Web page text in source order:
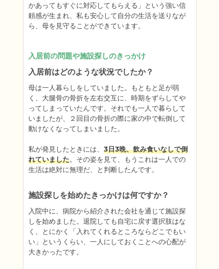
かあってもすぐに対応してもらえる」という強い信
頼感が生まれ、私も安心して自分の生活を送りなが
ら、母を見守ることができています。
入居前の問題や施設探しのきっかけ
入居前はどのような状況でしたか？
母は一人暮らしをしていました。もともと足が弱
く、大腿骨の骨折を左右交互に、時期をずらしてや
ってしまっていたんです。それでも一人で暮らして
いましたが、２回目の骨折の際に家の中で転倒して
動けなくなってしまいました。
私が発見したときには、 3日3晩、飲み食いなしで倒
れていました。その姿を見て、もうこれは一人での
生活は絶対に無理だ、と判断したんです。
施設探しを始めたきっかけは何ですか？
入院中に、病院から紹介された会社を通じて施設探
しを始めました。退院しても自宅に戻す選択肢はな
く、とにかく「入れてくれるところならどこでもい
い」というくらい、一人にしておくことへの心配が
大きかったです。